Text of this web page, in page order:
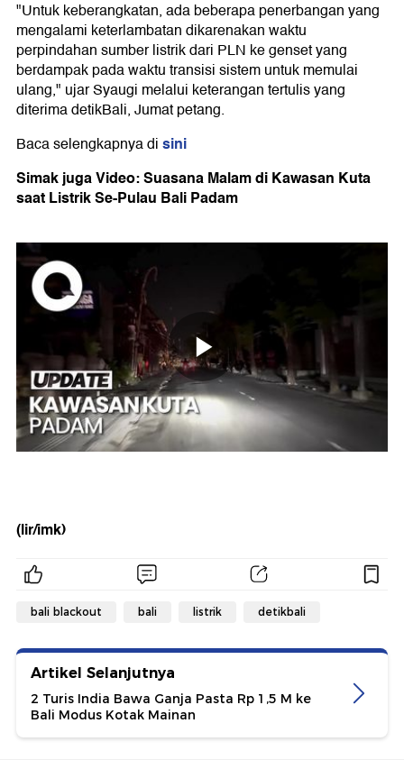
"Untuk keberangkatan, ada beberapa penerbangan yang
mengalami keterlambatan dikarenakan waktu
perpindahan sumber listrik dari PLN ke genset yang
berdampak pada waktu transisi sistem untuk memulai
ulang," ujar Syaugi melalui keterangan tertulis yang
diterima detikBali, Jumat petang.
Baca selengkapnya disini
Simak juga Video: Suasana Malam di Kawasan Kuta
saat Listrik Se-Pulau Bali Padam
(lir/imk)
bali blackout bali listrik detikbali
Artikel Selanjutnya
2 Turis India Bawa Ganja Pasta Rp 1,5 M ke
Bali Modus Kotak Mainan